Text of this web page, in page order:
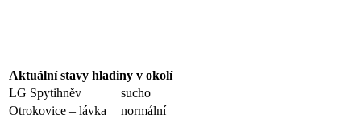
Aktuální stavy hladiny v okolí
LG Spytihněv
sucho
Otrokovice – lávka
normální